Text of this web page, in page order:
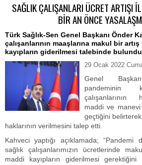
SAĞLIK ÇALIŞANLARI ÜCRET ARTIŞI
BİR AN ÖNCE
Türk Sağlık-Sen Genel Başkanı Önder
çalışanlarının maaşlarına makul bir
kayıpların giderilmesi talebinde
29 Ocak 2022
Genel
pandeminin
çalışanlarının
maddi ve
geçtiğini
haklarının verilmesini talep etti.
Kahveci yaptığı açıklamada; “Pandemi
sağlık çalışanlarımızın ücretlerinde
maddi kayıpların giderilmesi